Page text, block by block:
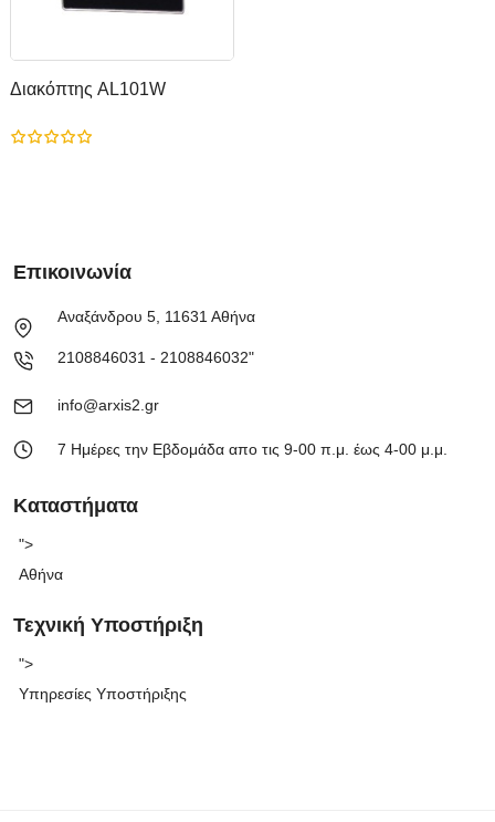
Διακόπτης AL101W
Επικοινωνία
Αναξάνδρου 5, 11631 Αθήνα
2108846031 - 2108846032"
info@arxis2.gr
7 Ημέρες την Εβδομάδα απο τις 9-00 π.μ. έως 4-00 μ.μ.
Καταστήματα
">
Αθήνα
Τεχνική Υποστήριξη
">
Υπηρεσίες Υποστήριξης